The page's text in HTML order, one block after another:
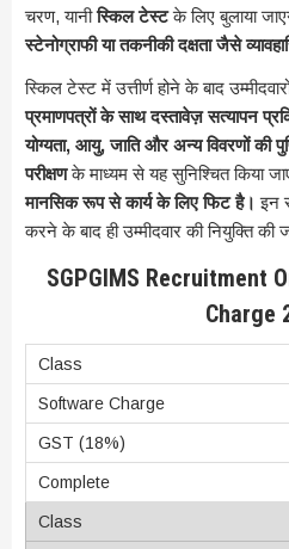
चरण, यानीस्किल टेस्टके लिए बुलाया
स्टेनोग्राफी या तकनीकी दक्षता जैसे
स्किल टेस्ट में उत्तीर्ण होने के बाद
प्रमाणपत्रों के साथ दस्तावेज़ सत्यापन
योग्यता, आयु, जाति और अन्य विवरणों की
परीक्षणके माध्यम से यह सुनिश्चित किया
मानसिक रूप से कार्य के लिए फिट है। इन
करने के बाद ही उम्मीदवार की नियुक्ति की
SGPGIMS Recruitment
Charge